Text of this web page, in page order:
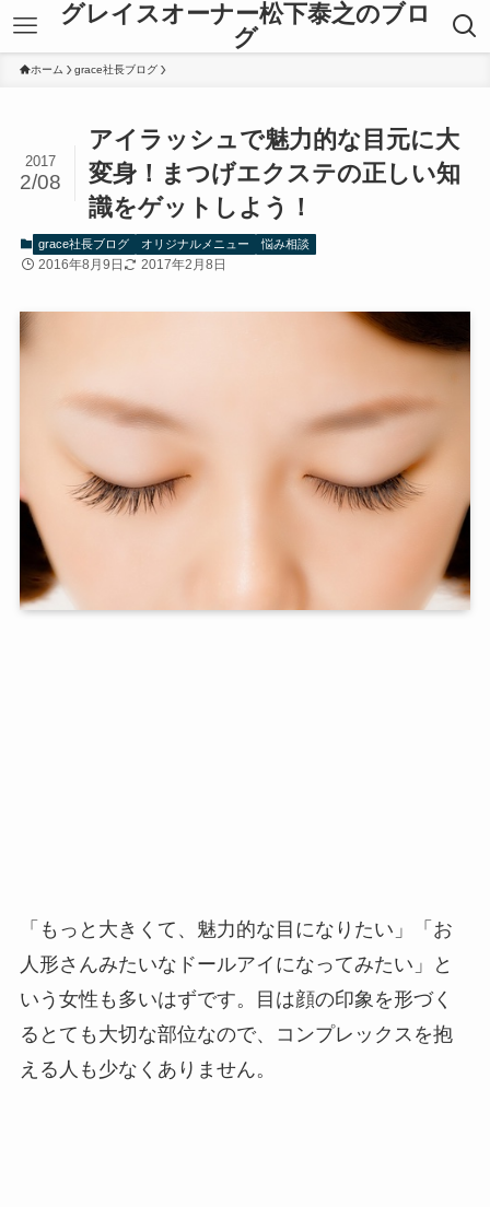
グレイスオーナー松下泰之のブロ
グ
ホーム grace社長ブログ
アイラッシュで魅力的な目元に大
変身！まつげエクステの正しい知
識をゲットしよう！
2017
2/08
grace社長ブログ オリジナルメニュー 悩み相談
2016年8月9日 2017年2月8日
「もっと大きくて、魅力的な目になりたい」「お
人形さんみたいなドールアイになってみたい」と
いう女性も多いはずです。目は顔の印象を形づく
るとても大切な部位なので、コンプレックスを抱
える人も少なくありません。